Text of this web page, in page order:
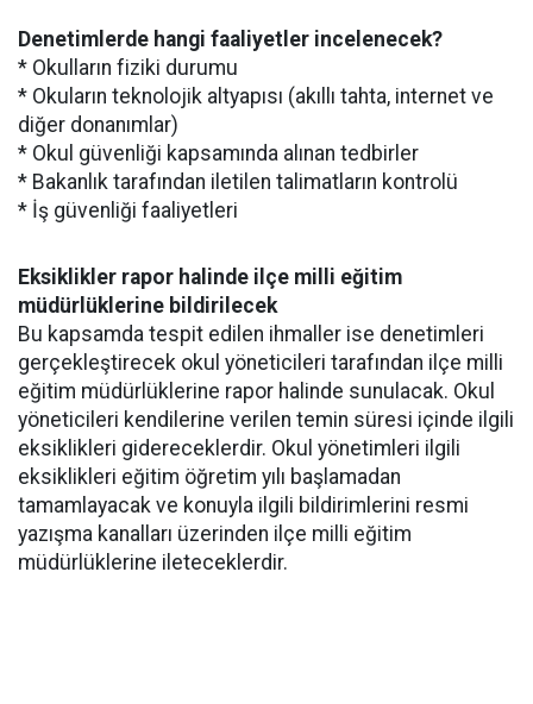
Denetimlerde hangi faaliyetler incelenecek?
* Okulların fiziki durumu
* Okuların teknolojik altyapısı (akıllı tahta, internet ve
diğer donanımlar)
* Okul güvenliği kapsamında alınan tedbirler
* Bakanlık tarafından iletilen talimatların kontrolü
* İş güvenliği faaliyetleri
Eksiklikler rapor halinde ilçe milli eğitim
müdürlüklerine bildirilecek
Bu kapsamda tespit edilen ihmaller ise denetimleri
gerçekleştirecek okul yöneticileri tarafından ilçe milli
eğitim müdürlüklerine rapor halinde sunulacak. Okul
yöneticileri kendilerine verilen temin süresi içinde ilgili
eksiklikleri gidereceklerdir. Okul yönetimleri ilgili
eksiklikleri eğitim öğretim yılı başlamadan
tamamlayacak ve konuyla ilgili bildirimlerini resmi
yazışma kanalları üzerinden ilçe milli eğitim
müdürlüklerine ileteceklerdir.